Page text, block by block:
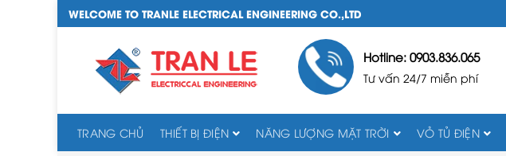
WELCOME TO TRANLE ELECTRICAL ENGINEERING CO.,LTD
Hotline: 0903.836.065
Tư vấn 24/7 miễn phí
TRANG CHỦ THIẾT BỊ ĐIỆN NĂNG LƯỢNG MẶT TRỜI VỎ TỦ ĐIỆN